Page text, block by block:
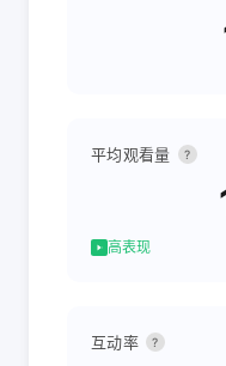
平均观看量 ?
高表现
互动率 ?